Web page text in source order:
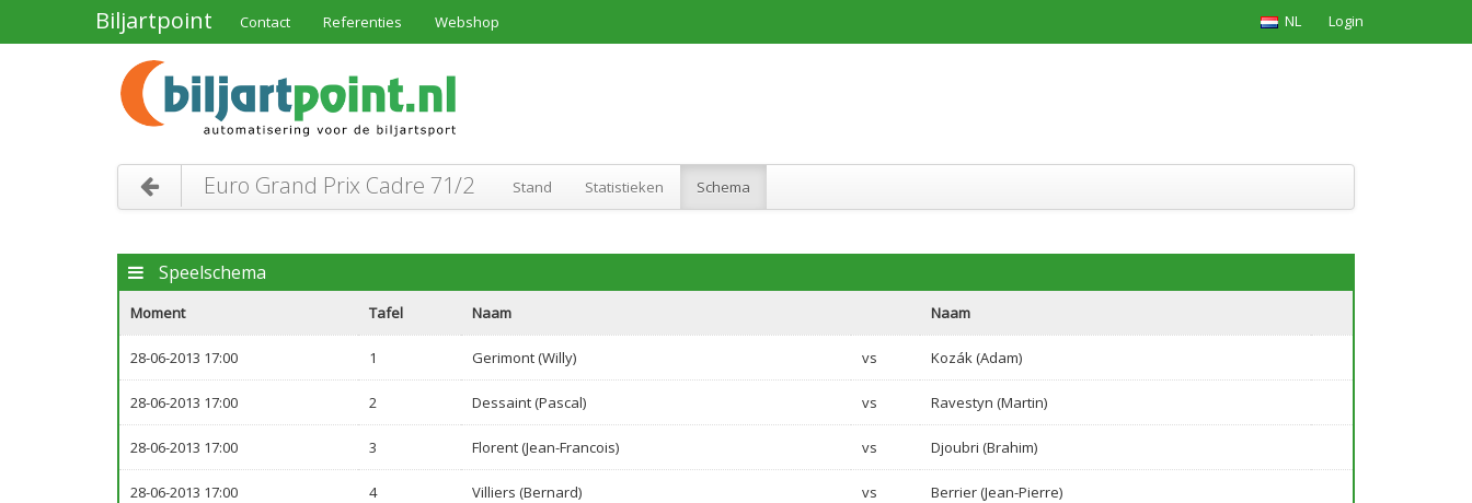
Biljartpoint Contact Referenties Webshop NL Login
Euro Grand Prix Cadre 71/2 Stand Statistieken Schema
Speelschema
Moment Tafel Naam Naam
28-06-2013 17:00 1 Gerimont (Willy) vs Kozák (Adam)
28-06-2013 17:00 2 Dessaint (Pascal) vs Ravestyn (Martin)
28-06-2013 17:00 3 Florent (Jean-Francois) vs Djoubri (Brahim)
28-06-2013 17:00 4 Villiers (Bernard) vs Berrier (Jean-Pierre)